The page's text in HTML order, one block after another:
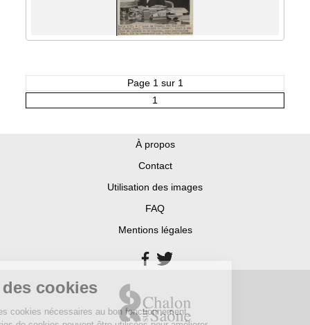
Page 1 sur 1
1
À propos
Contact
Utilisation des images
FAQ
Mentions légales
des cookies
utilise des cookies nécessaires au bon fonctionnement.